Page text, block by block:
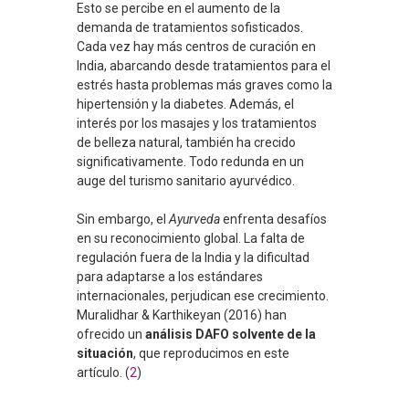
Esto se percibe en el aumento de la
demanda de tratamientos sofisticados.
Cada vez hay más centros de curación en
India, abarcando desde tratamientos para el
estrés hasta problemas más graves como la
hipertensión y la diabetes. Además, el
interés por los masajes y los tratamientos
de belleza natural, también ha crecido
significativamente. Todo redunda en un
auge del turismo sanitario ayurvédico.
Sin embargo, el Ayurvedaenfrenta desafíos
en su reconocimiento global. La falta de
regulación fuera de la India y la dificultad
para adaptarse a los estándares
internacionales, perjudican ese crecimiento.
Muralidhar & Karthikeyan (2016) han
ofrecido un análisis DAFO solvente de la
situación, que reproducimos en este
artículo. (2)